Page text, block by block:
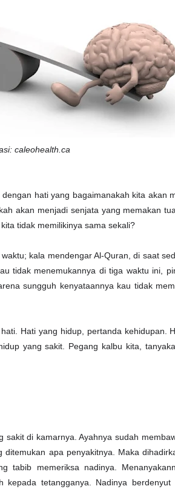
caleohealth.ca
hati yang bagaimanakah kita akan
akan menjadi senjata yang memakan
tidak memilikinya sama sekali?
kala mendengar Al-Quran, di saat
tidak menemukannya di tiga waktu ini,
sungguh kenyataannya kau tidak
Hati yang hidup, pertanda kehidupan.
yang sakit. Pegang kalbu kita,
di kamarnya. Ayahnya sudah
apa penyakitnya. Maka
tabib memeriksa nadinya.
kepada tetangganya. Nadinya berdenyut